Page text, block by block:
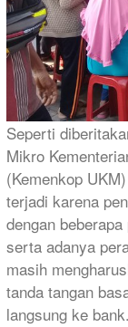
Seperti
Mikro
(Kemenkop
terjadi karena
dengan
serta adanya
masih
tanda tangan
langsung ke bank.